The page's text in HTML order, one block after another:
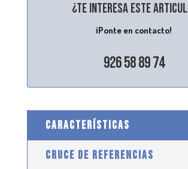
¿Te interesa este
¡Ponte en contacto!
926 58 89 74
CARACTERÍSTICAS
CRUCE DE REFERENCIAS